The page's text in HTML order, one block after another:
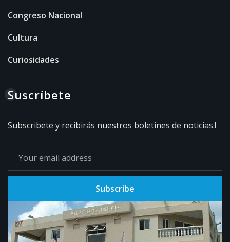
Congreso Nacional
Cultura
Curiosidades
Suscríbete
Subscribete y recibirás nuestros boletines de noticias.!
Subscribe